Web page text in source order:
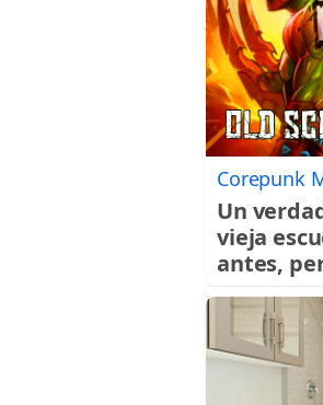
Corepunk
Un
vieja
antes,